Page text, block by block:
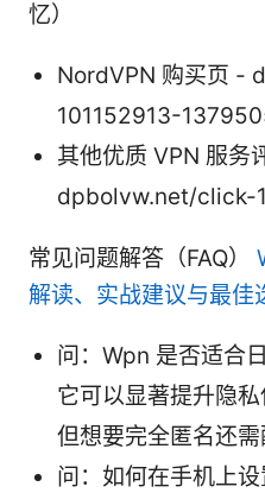
忆）
NordVPN 购买页 -
101152913-
其他优质 VPN 服务
dpbolvw.net/click-
常见问题解答（FAQ）
解读、实战建议与最佳
问：Wpn 是否适合
它可以显著提升隐私
但想要完全匿名还需
问：如何在手机上